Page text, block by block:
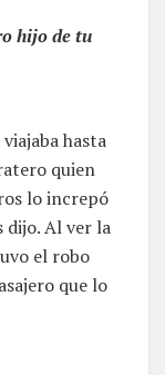
hijo de tu
hasta
quien
lo increpó
dijo. Al ver la
el robo
que lo